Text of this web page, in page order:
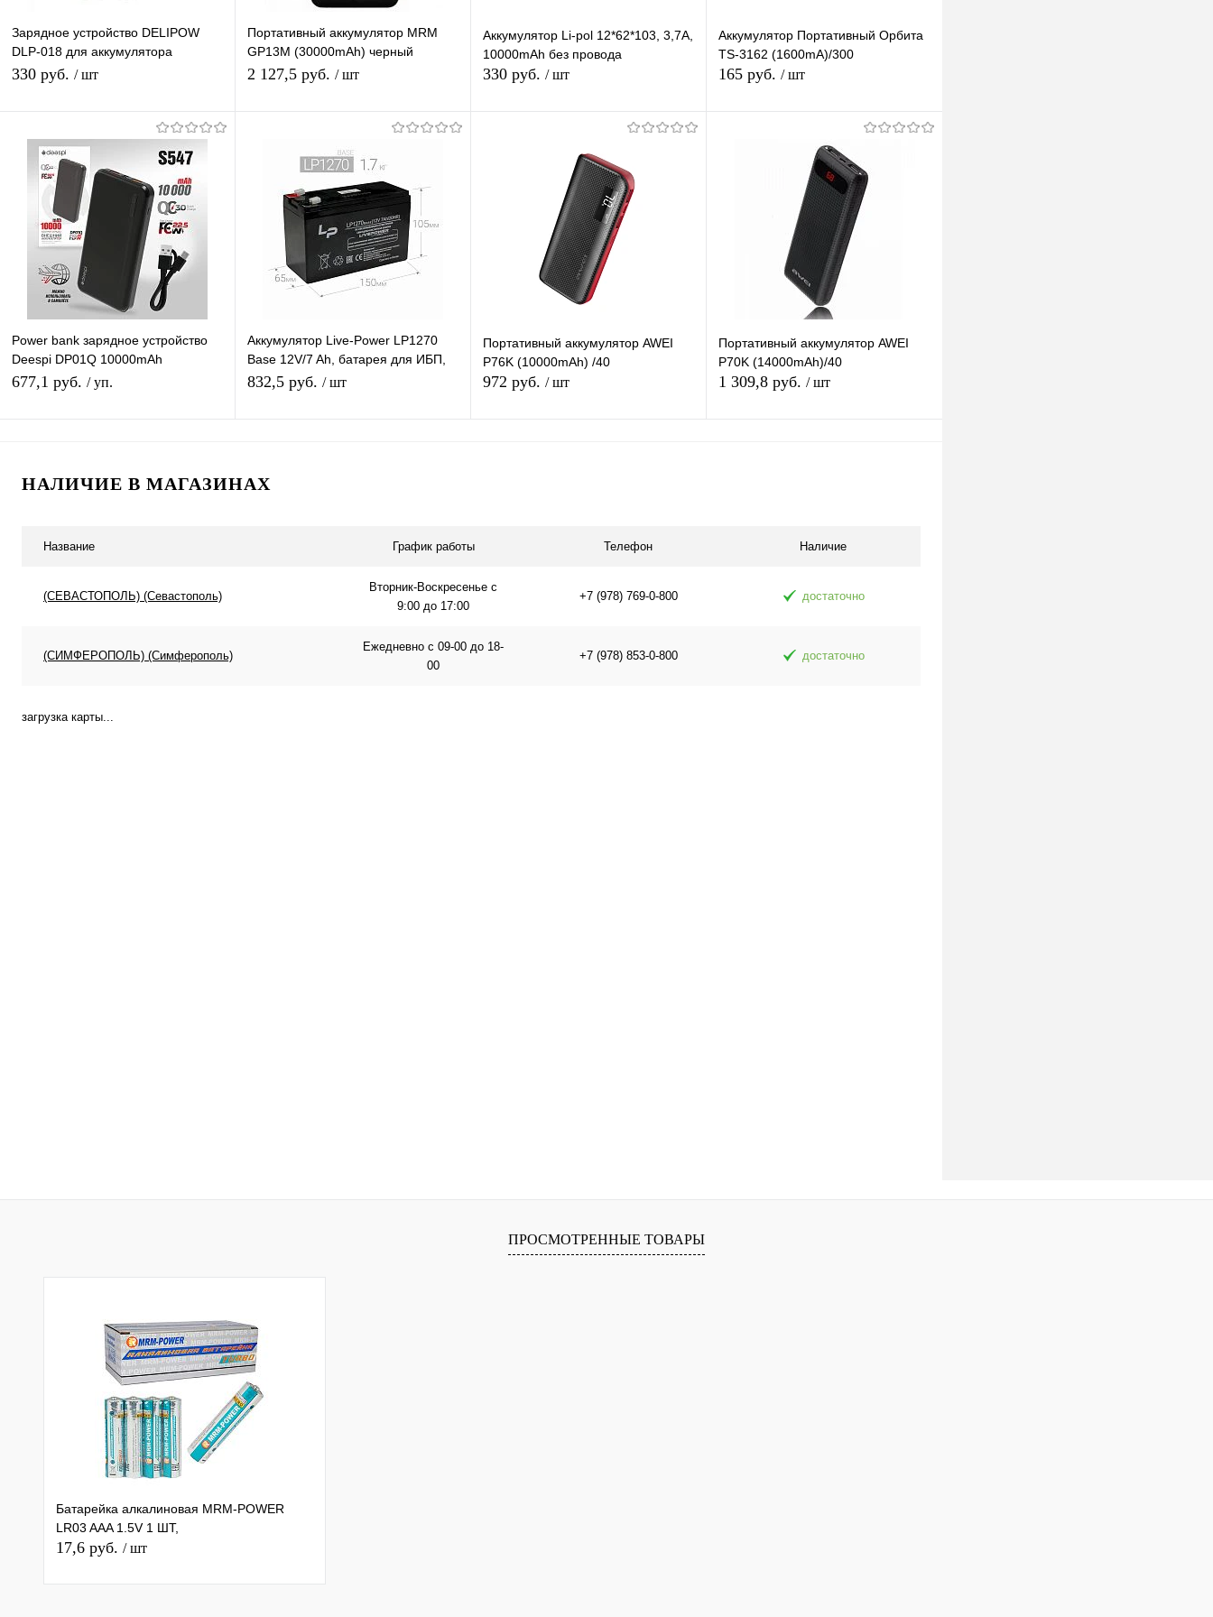
Зарядное устройство DELIPOW
DLP-018 для аккумулятора
(4*AA/AAA)
330 руб. / шт
Подписаться
Купить в 1 клик К сравнению
В избранное Под заказ
Портативный аккумулятор MRM
GP13M (30000mAh) черный
PowerBank
2 127,5 руб. / шт
Купить в 1 клик К сравнению
В избранное В наличии
Аккумулятор Li-pol 12*62*103, 3,7A,
10000mAh без провода
330 руб. / шт
Купить в 1 клик К сравнению
В избранное В наличии
Аккумулятор Портативный Орбита
TS-3162 (1600mA)/300
165 руб. / шт
Купить в 1 клик К сравнению
В избранное В наличии
Power bank зарядное устройство
Deespi DP01Q 10000mAh
PD20W/QC3.0/Fast 22.5W
677,1 руб. / уп.
Аккумулятор Live-Power LP1270
Base 12V/7 Ah, батарея для ИБП,
UPS, свинцово-кислотный
832,5 руб. / шт
Портативный аккумулятор AWEI
P76K (10000mAh) /40
972 руб. / шт
Портативный аккумулятор AWEI
P70K (14000mAh)/40
1 309,8 руб. / шт
НАЛИЧИЕ В МАГАЗИНАХ
Название График работы Телефон Наличие
(СЕВАСТОПОЛЬ) (Севастополь)
Вторник-Воскресенье с
9:00 до 17:00
+7 (978) 769-0-800 достаточно
(СИМФЕРОПОЛЬ) (Симферополь)
Ежедневно с 09-00 до 18-
00
+7 (978) 853-0-800 достаточно
загрузка карты...
ПРОСМОТРЕННЫЕ ТОВАРЫ
Батарейка алкалиновая MRM-POWER
LR03 AAA 1.5V 1 ШТ,
17,6 руб. / шт